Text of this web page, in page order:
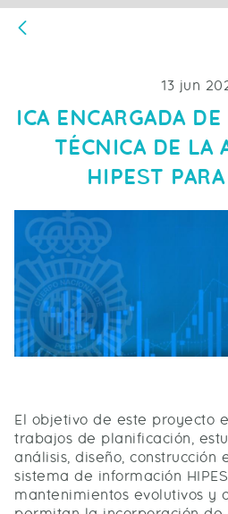
13 jun
ICA ENCARGADA
TÉCNICA DE LA
HIPEST
El objetivo de este proyecto
trabajos de planificación,
análisis, diseño, construcción
sistema de información
mantenimientos evolutivos y